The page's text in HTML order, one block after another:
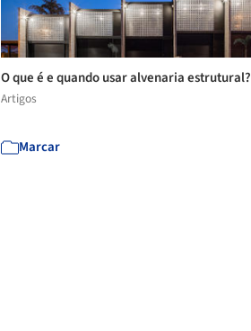
O que é e quando usar alvenaria estrutural?
Artigos
Marcar